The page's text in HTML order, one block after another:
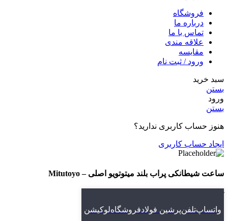
فروشگاه
درباره ما
تماس با ما
علاقه مندی
مقایسه
ورود / ثبت نام
سبد خرید
بستن
ورود
بستن
هنوز حساب کاربری ندارید؟
ایجاد حساب کاربری
ساعت شیطانکی پراب بلند میتوتویو اصلی – Mitutoyo
افزودن به علاقه مندی
واتساپتلفنپرشین فولادفروشگاهلوکیشن